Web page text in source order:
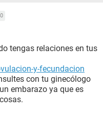
tengas relaciones en tus
y-fecundacion
con tu ginecólogo
embarazo ya que es